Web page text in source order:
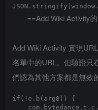
==Add Wiki Activity
Add Wiki Activity 實現
名單中的URL。但驗證只
們認為其他方案都是無效
if(!e.b(arg8)) {